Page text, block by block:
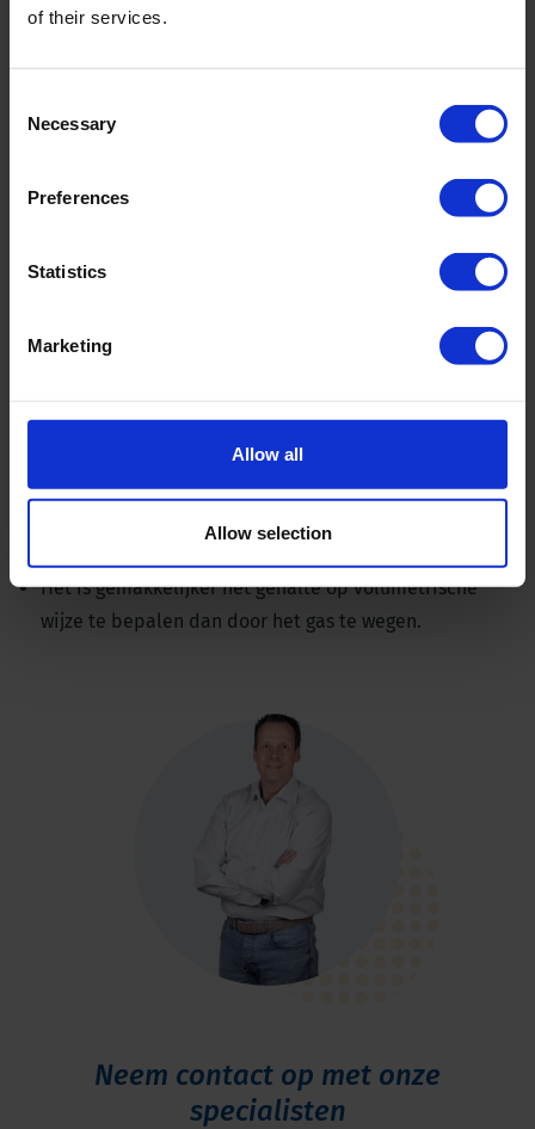
of their services.
Selection
Necessary
Preferences
Statistics
Marketing
Allow all
Allow selection
bodem op volumetrische wijze bepaald. Door zoutzuur
die wordt belucht (maatverdeling in ml) doet stijgen.
hoeveelheid vrijgekomen CO2, waaruit het kalkgehalte
kan worden berekend. Dit gehalte wordt uitgedrukt in
die van Wesemael en Anderson) zijn:
Geen oven nodig om de silicagel te drogen
Geen andere chemicaliën nodig
Geen lange wachttijden
Het is gemakkelijker het gehalte op volumetrische
wijze te bepalen dan door het gas te wegen.
Neem contact op met onze
specialisten